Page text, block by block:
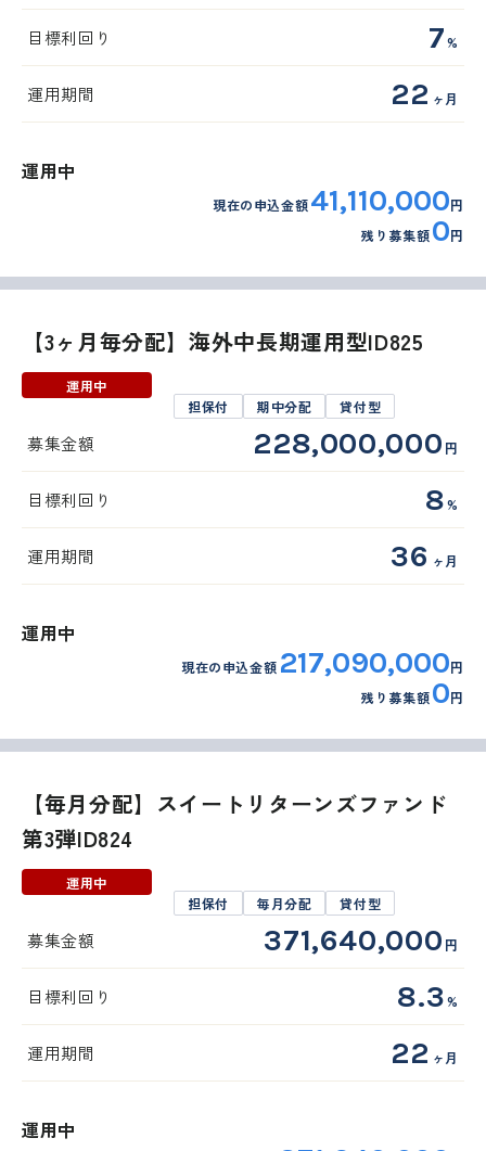
目標利回り 7%
運用期間 22 ヶ月
運用中
現在の申込金額41,110,000円
残り募集額0円
運用中
【3ヶ月毎分配】海外中長期運用型ID825
担保付 期中分配 貸付型
募集金額 228,000,000 円
目標利回り 8%
運用期間 36 ヶ月
運用中
現在の申込金額 217,090,000円
残り募集額0円
運用中
【毎月分配】スイートリターンズファンド
第3弾ID824
担保付 毎月分配 貸付型
募集金額 371,640,000 円
目標利回り 8.3%
運用期間 22 ヶ月
運用中